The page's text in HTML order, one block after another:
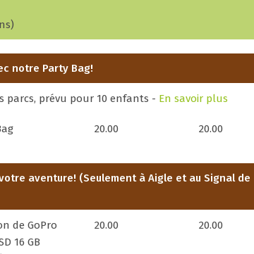
notre Party Bag!
parcs, prévu pour 10 enfants - En savoir plus
20.00 20.00
aventure! (Seulement à Aigle et au Signal de
de GoPro
16 GB
20.00 20.00